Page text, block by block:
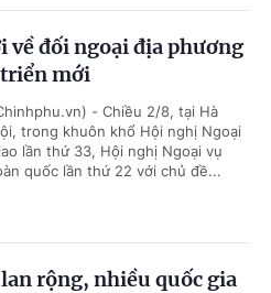
đối ngoại địa phương
mới
- Chiều 2/8, tại Hà
trong khuôn khổ Hội nghị Ngoại
lần thứ 33, Hội nghị Ngoại vụ
quốc lần thứ 22 với chủ đề...
rộng, nhiều quốc gia